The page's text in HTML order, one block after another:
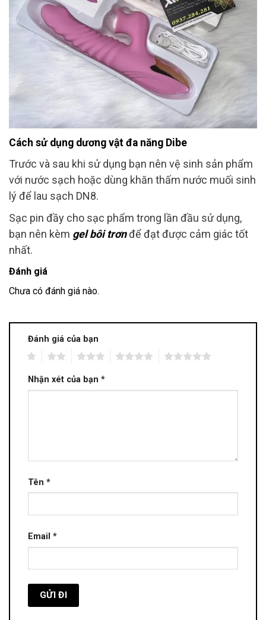
Cách sử dụng dương vật đa năng Dibe
Trước và sau khi sử dụng bạn nên vệ sinh sản phẩm
với nước sạch hoặc dùng khăn thấm nước muối sinh
lý để lau sạch DN8.
Sạc pin đầy cho sạc phẩm trong lần đầu sử dụng,
bạn nên kèm gel bôi trơnđể đạt được cảm giác tốt
nhất.
Đánh giá
Chưa có đánh giá nào.
Đánh giá của bạn
Nhận xét của bạn *
Tên *
Email *